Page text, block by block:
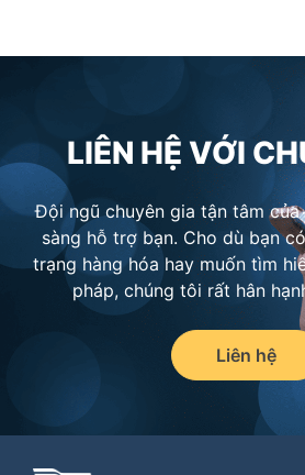
LIÊN HỆ VỚI
Đội ngũ chuyên gia tận tâm
sàng hỗ trợ bạn. Cho dù bạn
trạng hàng hóa hay muốn tìm
pháp, chúng tôi rất hân
Liên hệ